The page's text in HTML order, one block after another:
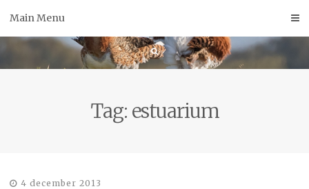
Main Menu
Tag: estuarium
4 december 2013